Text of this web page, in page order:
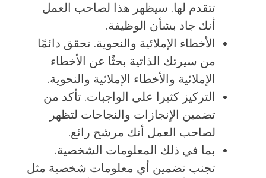
تتقدم لها. سيظهر هذا لصاحب العمل
أنك جاد بشأن الوظيفة.
الأخطاء الإملائية والنحوية. تحقق دائمًا
من سيرتك الذاتية بحثًا عن الأخطاء
الإملائية والأخطاء الإملائية والنحوية.
التركيز كثيرا على الواجبات. تأكد من
تضمين الإنجازات والنجاحات لتظهر
لصاحب العمل أنك مرشح رائع.
بما في ذلك المعلومات الشخصية.
تجنب تضمين أي معلومات شخصية مثل